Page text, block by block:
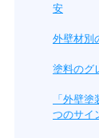
安
外壁材別
塗料のグ
「外壁
つのサイ